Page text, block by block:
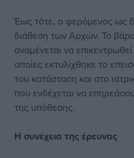
Έως τότε, ο φερόμενος ως
διάθεση των Αρχών. Το
αναμένεται να
οποίες εκτυλίχθηκε το
του κατάσταση και στο
που ενδέχεται να
της υπόθεσης.
Η συνέχεια της έρευνας